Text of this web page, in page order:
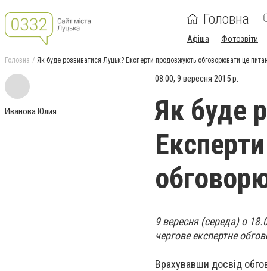
Головна
Афіша Фотозвіти
Головна Як буде розвиватися Луцьк? Експерти продовжують обговорювати це
Иванова Юлия
08:00, 9 вересня 2015 р.
Як буде
9 вересня (середа) о
чергове експертне
Врахувавши досвід